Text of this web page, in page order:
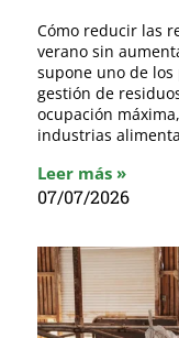
Cómo reducir las
verano sin
supone uno de
gestión de
ocupación
industrias
Leer más »
07/07/2026